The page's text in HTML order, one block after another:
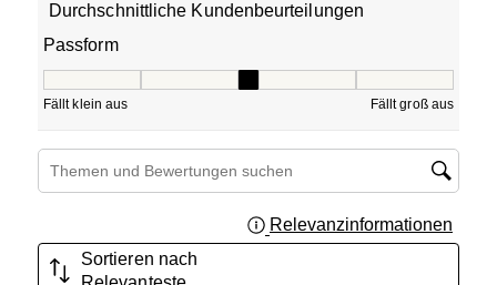
Durchschnittliche Kundenbeurteilungen
Passform
Fällt klein aus Fällt groß aus
Suchthemen und Bewertungen Suchregion
Relevanzinformationen
Sortieren nach